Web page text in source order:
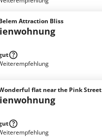
Attraction Bliss
flat near the Pink Street